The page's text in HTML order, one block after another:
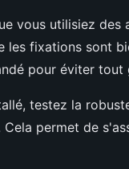
vous utilisiez des
les fixations sont
pour éviter tout
testez la
permet de